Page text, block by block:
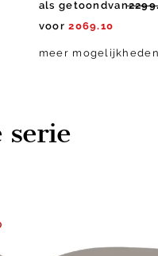
als getoondvan
voor 2069.10
meer
serie